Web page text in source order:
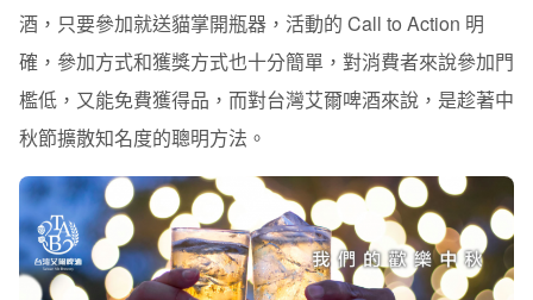
酒，只要參加就送貓掌開瓶器，活動的 Call to Action 明
確，參加方式和獲獎方式也十分簡單， 對消費者來說參加門
檻低，又能免費獲得品，而對台灣艾爾啤酒來說，是趁著中
秋節擴散知名度的聰明方法 。